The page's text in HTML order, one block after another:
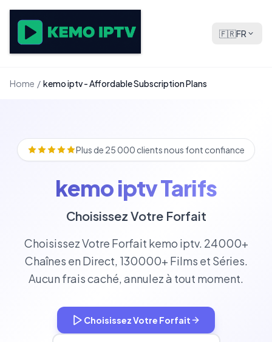
🇫🇷FR
Home / kemo iptv - Affordable Subscription Plans
Plus de 25 000 clients nous font confiance
kemo iptv Tarifs
Choisissez Votre Forfait
Choisissez Votre Forfait kemo iptv. 24000+
Chaînes en Direct, 130000+ Films et Séries.
Aucun frais caché, annulez à tout moment.
Choisissez Votre Forfait